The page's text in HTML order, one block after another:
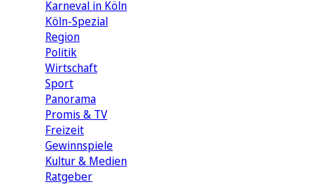
Karneval in Köln
Köln-Spezial
Region
Politik
Wirtschaft
Sport
Panorama
Promis & TV
Freizeit
Gewinnspiele
Kultur & Medien
Ratgeber